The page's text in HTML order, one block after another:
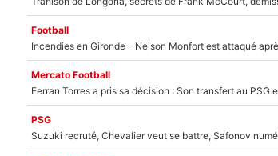
Football
Mercato Football
PSG